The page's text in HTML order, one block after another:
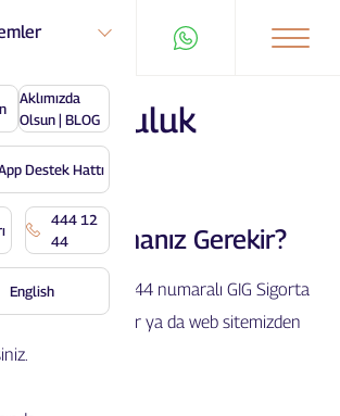
Aklımızda
Olsun | BLOG
Destek Hattı
444 12
44
English
Sorumluluk
Ne Yapmanız Gerekir?
444 12 44 numaralı GIG Sigorta
arayabilir ya da web sitemizden